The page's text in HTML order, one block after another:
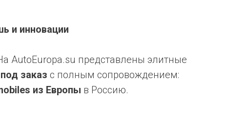
и инновации
AutoEuropa.su представлены элитные
заказ с полным сопровождением:
из Европы в Россию.